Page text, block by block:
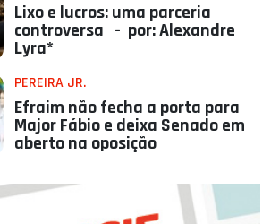
Lixo e lucros: uma parceria
controversa - por: Alexandre
Lyra*
PEREIRA JR.
Efraim não fecha a porta para
Major Fábio e deixa Senado em
aberto na oposição